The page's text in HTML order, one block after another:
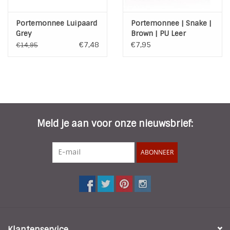
Portemonnee Luipaard
Grey
€14,95 €7,48
Portemonnee | Snake |
Brown | PU Leer
€7,95
Meld je aan voor onze nieuwsbrief:
ABONNEER